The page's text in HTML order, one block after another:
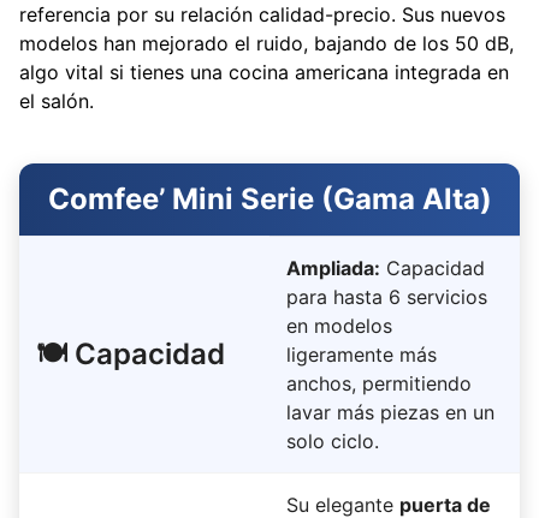
referencia por su relación calidad-precio. Sus nuevos
modelos han mejorado el ruido, bajando de los 50 dB,
algo vital si tienes una cocina americana integrada en
el salón.
Comfee’ Mini Serie (Gama Alta)
🍽️ Capacidad
Ampliada: Capacidad
para hasta 6 servicios
en modelos
ligeramente más
anchos, permitiendo
lavar más piezas en un
solo ciclo.
Su elegante puerta de